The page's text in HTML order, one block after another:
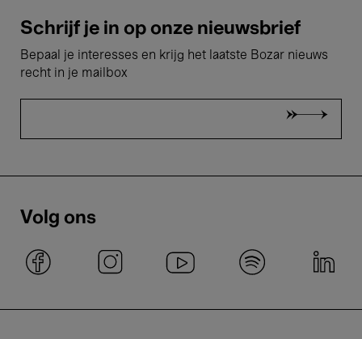
Schrijf je in op onze nieuwsbrief
Bepaal je interesses en krijg het laatste Bozar nieuws
recht in je mailbox
Volg ons